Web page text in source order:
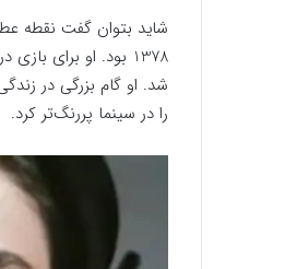
شاید بتوان گفت نقطه
1378 بود. او برای
شد. او گام بزرگی در
را در سینما پررنگ‌تر کرد.